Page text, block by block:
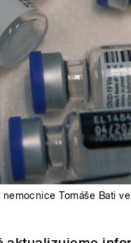
nemocnice Tomáše Bati